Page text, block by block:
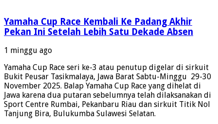
Yamaha Cup Race Kembali Ke Padang Akhir
Pekan Ini Setelah Lebih Satu Dekade Absen
1 minggu ago
Yamaha Cup Race seri ke-3 atau penutup digelar di sirkuit
Bukit Peusar Tasikmalaya, Jawa Barat Sabtu-Minggu 29-30
November 2025. Balap Yamaha Cup Race yang dihelat di
Jawa karena dua putaran sebelumnya telah dilaksanakan di
Sport Centre Rumbai, Pekanbaru Riau dan sirkuit Titik Nol
Tanjung Bira, Bulukumba Sulawesi Selatan.